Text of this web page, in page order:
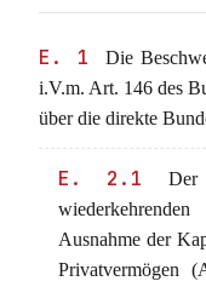
E. 1
Die
i.V.m. Art. 146 des
über die direkte
E. 2.1
Der
Ausnahme der